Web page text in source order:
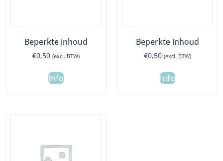
Beperkte inhoud
€0,50 (excl. BTW)
Info
Beperkte inhoud
€0,50 (excl. BTW)
Info